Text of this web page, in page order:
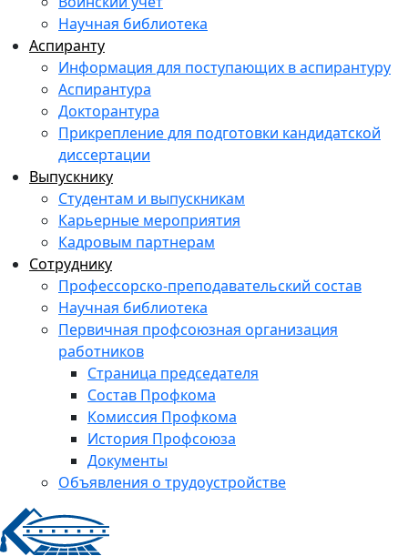
Научная библиотека
Аспиранту
Информация для поступающих в аспирантуру
Аспирантура
Докторантура
Прикрепление для подготовки кандидатской
диссертации
Выпускнику
Студентам и выпускникам
Карьерные мероприятия
Кадровым партнерам
Сотруднику
Профессорско-преподавательский состав
Научная библиотека
Первичная профсоюзная организация
работников
Страница председателя
Состав Профкома
Комиссия Профкома
История Профсоюза
Документы
Объявления о трудоустройстве